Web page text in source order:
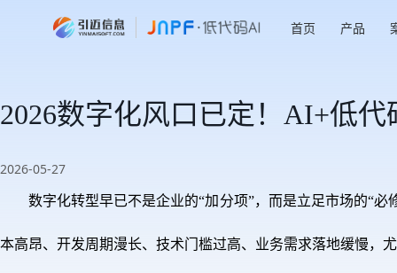
首页 产品
2026数字化风口已定！AI+低
2026-05-27
数字化转型早已不是企业的“加分项”，而是立足市场的“
本高昂、开发周期漫长、技术门槛过高、业务需求落地缓慢，